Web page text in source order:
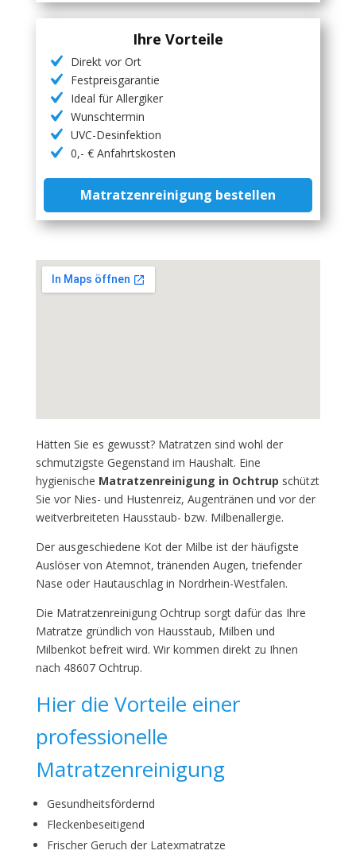
Ihre Vorteile
Direkt vor Ort
Festpreisgarantie
Ideal für Allergiker
Wunschtermin
UVC-Desinfektion
0,- € Anfahrtskosten
Matratzenreinigung bestellen
Hätten Sie es gewusst? Matratzen sind wohl der
schmutzigste Gegenstand im Haushalt. Eine
hygienische Matratzenreinigung in Ochtrup schützt
Sie vor Nies- und Hustenreiz, Augentränen und vor der
weitverbreiteten Hausstaub- bzw. Milbenallergie.
Der ausgeschiedene Kot der Milbe ist der häufigste
Auslöser von Atemnot, tränenden Augen, triefender
Nase oder Hautauschlag in Nordrhein-Westfalen.
Die Matratzenreinigung Ochtrup sorgt dafür das Ihre
Matratze gründlich von Hausstaub, Milben und
Milbenkot befreit wird. Wir kommen direkt zu Ihnen
nach 48607 Ochtrup.
Hier die Vorteile einer
professionelle
Matratzenreinigung
Gesundheitsfördernd
Fleckenbeseitigend
Frischer Geruch der Latexmatratze